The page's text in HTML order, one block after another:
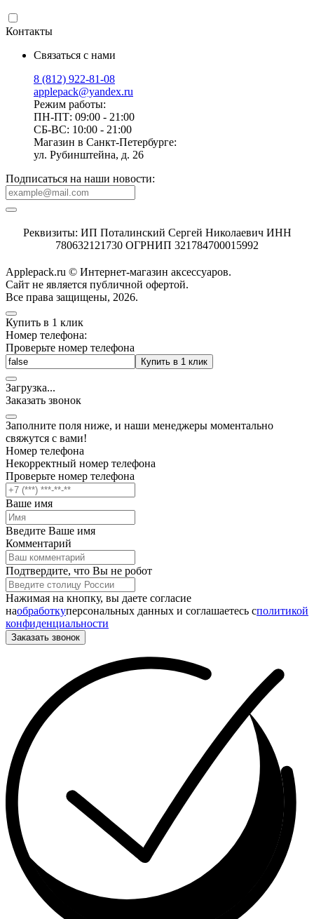
Контакты
Связаться с нами
8 (812) 922-81-08
applepack@yandex.ru
Режим работы:
ПН-ПТ: 09:00 - 21:00
СБ-ВС: 10:00 - 21:00
Магазин в Санкт-Петербурге:
ул. Рубинштейна, д. 26
Подписаться на наши новости:
Реквизиты: ИП Поталинский Сергей Николаевич ИНН
780632121730 ОГРНИП 321784700015992
Applepack.ru © Интернет-магазин аксессуаров.
Cайт не является публичной офертой.
Все права защищены, 2026.
Купить в 1 клик
Номер телефона:
Проверьте номер телефона
Купить в 1 клик
Загрузка...
Заказать звонок
Заполните поля ниже, и наши менеджеры моментально
свяжутся с вами!
Номер телефона
Некорректный номер телефона
Проверьте номер телефона
Ваше имя
Введите Ваше имя
Комментарий
Подтвердите, что Вы не робот
Нажимая на кнопку, вы даете согласие
наобработкуперсональных данных и соглашаетесь cполитикой
конфиденциальности
Заказать звонок